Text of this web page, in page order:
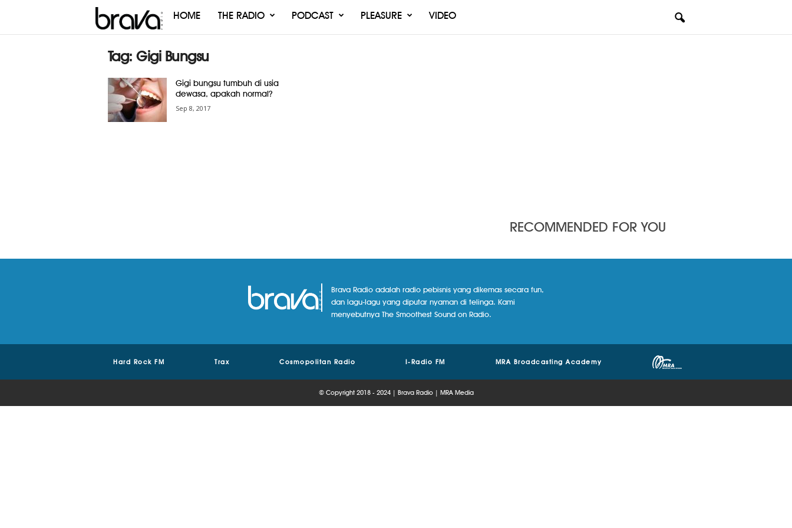
Brava
HOME THE RADIO PODCAST PLEASURE VIDEO
Tag: Gigi Bungsu
Gigi bungsu tumbuh di usia
dewasa, apakah normal?
Sep 8, 2017
RECOMMENDED FOR YOU
Brava Radio adalah radio pebisnis yang dikemas secara fun,
dan lagu-lagu yang diputar nyaman di telinga. Kami
menyebutnya The Smoothest Sound on Radio.
Hard Rock FM Trax Cosmopolitan Radio I-Radio FM MRA Broadcasting Academy
© Copyright 2018 - 2024 | Brava Radio | MRA Media